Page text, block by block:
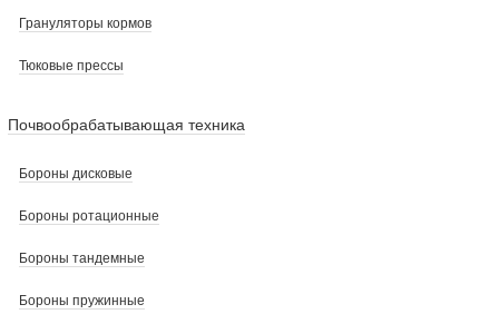
Грануляторы кормов
Тюковые прессы
Почвообрабатывающая техника
Бороны дисковые
Бороны ротационные
Бороны тандемные
Бороны пружинные